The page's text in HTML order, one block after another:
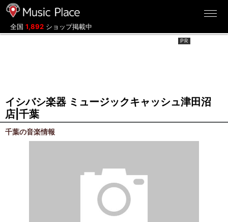
全国 1,892 ショップ掲載中
イシバシ楽器 ミュージックキャッシュ津田沼
店|千葉
千葉の音楽情報